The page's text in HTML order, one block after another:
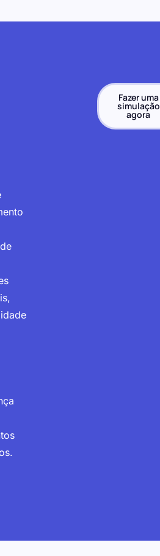
Fazer uma
simulação
agora